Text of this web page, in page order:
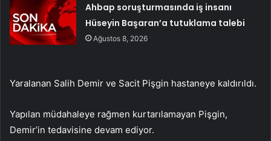
Ahbap soruşturmasında iş insanı
Hüseyin Başaran’a tutuklama talebi
Ağustos 8, 2026
Yaralanan Salih Demir ve Sacit Pişgin hastaneye kaldırıldı.
Yapılan müdahaleye rağmen kurtarılamayan Pişgin,
Demir’in tedavisine devam ediyor.